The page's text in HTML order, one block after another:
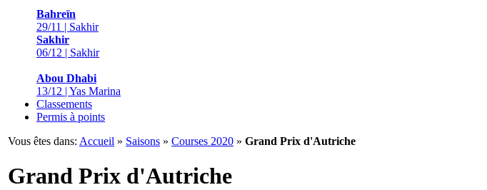
Bahreïn
29/11 | Sakhir
Sakhir
06/12 | Sakhir
Abou Dhabi
13/12 | Yas Marina
Classements
Permis à points
Vous êtes dans: Accueil » Saisons » Courses 2020 » Grand Prix d'Autriche
Grand Prix d'Autriche